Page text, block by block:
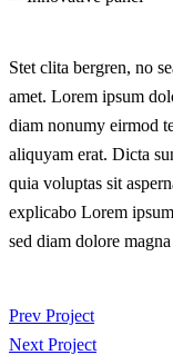
Stet clita bergren, no
amet. Lorem ipsum
diam nonumy eirmod
aliquyam erat. Dicta
quia voluptas sit
explicabo Lorem
sed diam dolore
Prev Project
Next Project